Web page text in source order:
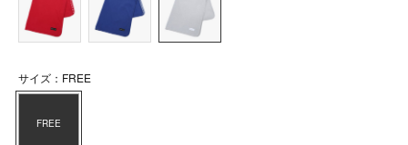
サイズ：FREE
FREE